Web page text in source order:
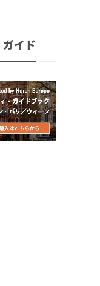
ガイド